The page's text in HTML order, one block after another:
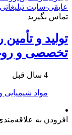
تماس بگیرید
تولید و
تخصصی و
4 سال قبل
مواد شیمیایی
افزودن به